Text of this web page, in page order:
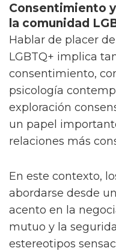
Consentimiento
la comunidad
Hablar de placer
LGBTQ+ implica
consentimiento,
psicología
exploración
un papel
relaciones más
En este contexto,
abordarse desde
acento en la
mutuo y la
estereotipos